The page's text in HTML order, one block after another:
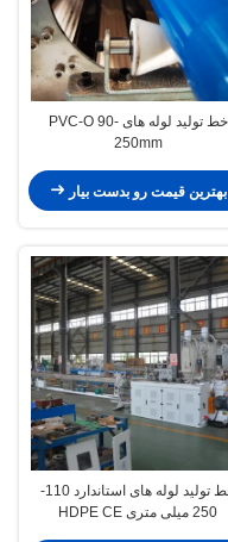
خط تولید لوله های PVC-O 90-
250mm
بهترین قیمت رو بدست بیار
خط تولید لوله های استاندارد 110-
250 میلی متری HDPE CE